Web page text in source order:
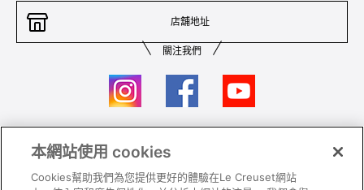
店舖地址
關注我們
聯絡我們
本網站使用 cookies
Cookies幫助我們為您提供更好的體驗在Le Creuset網站